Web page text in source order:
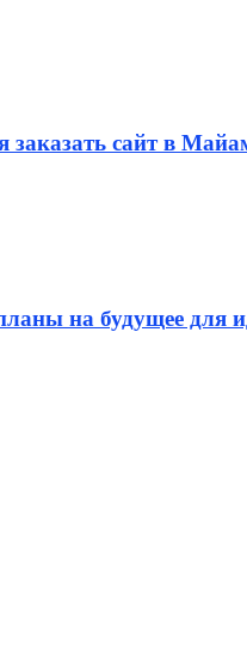
заказать сайт в
на будущее для